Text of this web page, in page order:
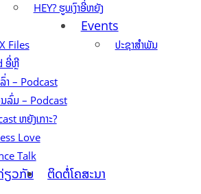
HEY? ຮູບເງົາອີ່ຫຍັງ
Files
ອີ່ຫຼີ
າ – Podcast
ລົ່ມ – Podcast
ຫຍັງເກາະ?
Love
Talk
Events
ປະຊາສຳພັນ
ຽວກັບ ຕິດຕໍ່ໂຄສະນາ